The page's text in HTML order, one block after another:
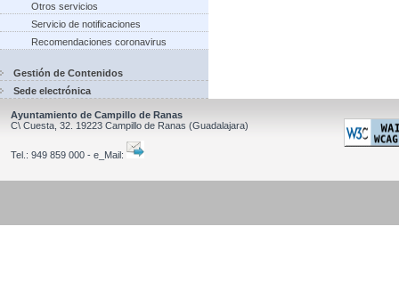
Otros servicios
Servicio de notificaciones
Recomendaciones coronavirus
Gestión de Contenidos
Sede electrónica
Ayuntamiento de Campillo de Ranas
C\ Cuesta, 32. 19223 Campillo de Ranas (Guadalajara)
Tel.: 949 859 000 - e_Mail: